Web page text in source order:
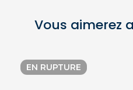
Vous aimerez
EN RUPTURE